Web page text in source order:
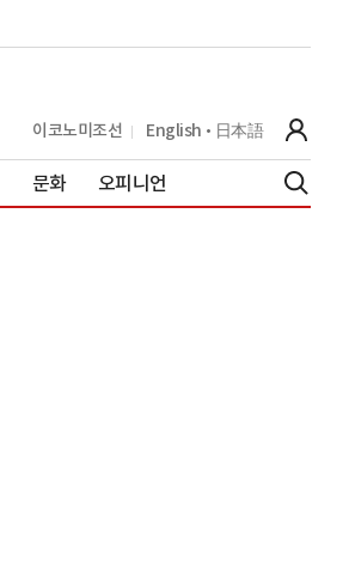
이코노미조선 English 日本語
문화 오피니언